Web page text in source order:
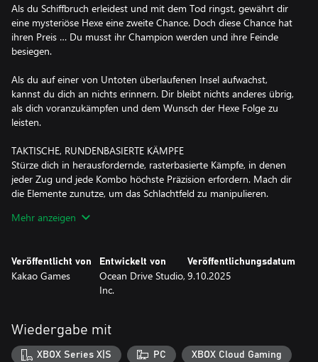
Als du Schiffbruch erleidest und mit dem Tod ringst, gewährt dir
eine mysteriöse Hexe eine zweite Chance. Doch diese Chance hat
ihren Preis … Du musst ihr Champion werden und ihre Feinde
besiegen.
Als du auf einer von Untoten überlaufenen Insel aufwachst,
kannst du dich an nichts erinnern. Dir bleibt nichts anderes übrig,
als dich voranzukämpfen und dem Wunsch der Hexe Folge zu
leisten.
TAKTISCHE, RUNDENBASIERTE KÄMPFE
Stürze dich in herausfordernde, rasterbasierte Kämpfe, in denen
jeder Zug und jede Kombo höchste Präzision erfordern. Mach dir
die Elemente zunutze, um das Schlachtfeld zu manipulieren.
Brand – nutze jede Gelegenheit zu deinem Vorteil. Sei dir der
Fertigkeiten zu mächtigen Synergien und kontrolliere das
Kampfgeschehen oder werde von deinen Feinden überlistet und
FORMIERE DEINE GRUPPE
Rekrutiere Verbündete und bilde aus neun vielseitigen
Charakteren einen Trupp aus fünf Kämpfern. Jeder einzelne
Mehr anzeigen
Veröffentlicht von
Kakao Games
Entwickelt von
Ocean Drive Studio,
Inc.
Veröffentlichungsdatum
9.10.2025
Wiedergabe mit
XBOX Series X|S PC XBOX Cloud Gaming